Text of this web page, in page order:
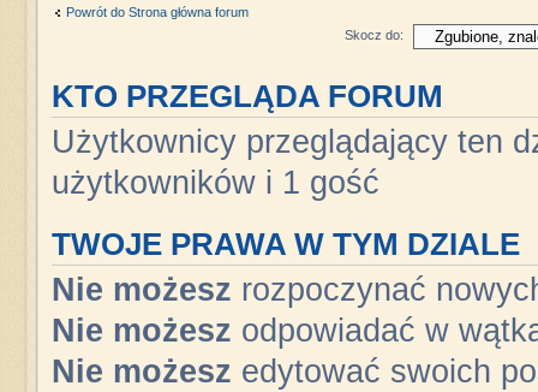
Powrót do Strona główna forum
Skocz do:
KTO PRZEGLĄDA FORUM
Użytkownicy przeglądający ten
użytkowników i 1 gość
TWOJE PRAWA W TYM DZIALE
Nie możesz rozpoczynać
Nie możesz odpowiadać w
Nie możesz edytować swoich